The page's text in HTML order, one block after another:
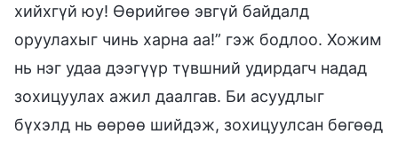
хийхгүй юу! Өөрийгөө эвгүй байдалд
оруулахыг чинь харна аа!” гэж бодлоо. Хожим
нь нэг удаа дээгүүр түвшний удирдагч надад
зохицуулах ажил даалгав. Би асуудлыг
бүхэлд нь өөрөө шийдэж, зохицуулсан бөгөөд